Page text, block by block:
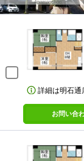
詳細は明石通
お問い合